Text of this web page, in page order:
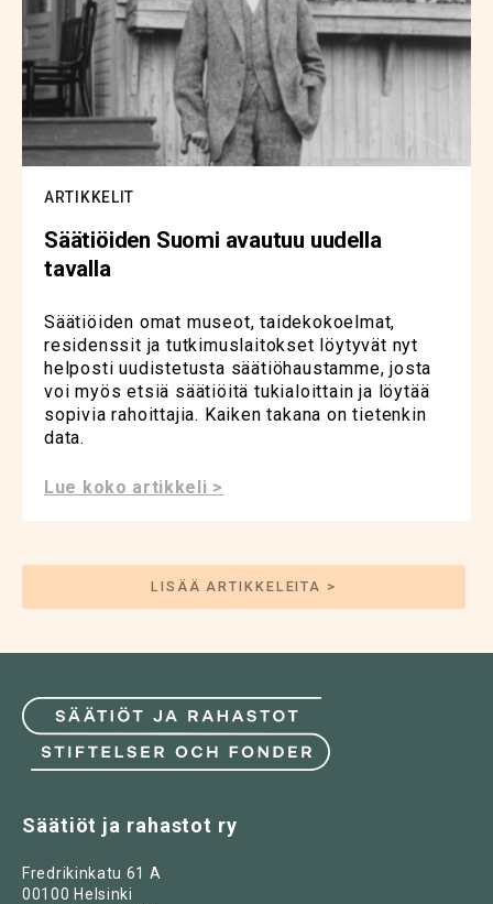
ARTIKKELIT
Säätiöiden Suomi avautuu uudella
tavalla
Säätiöiden omat museot, taidekokoelmat,
residenssit ja tutkimuslaitokset löytyvät nyt
helposti uudistetusta säätiöhaustamme, josta
voi myös etsiä säätiöitä tukialoittain ja löytää
sopivia rahoittajia. Kaiken takana on tietenkin
data.
Lue koko artikkeli >
LISÄÄ ARTIKKELEITA >
Säätiöt ja rahastot ry
Fredrikinkatu 61 A
00100 Helsinki